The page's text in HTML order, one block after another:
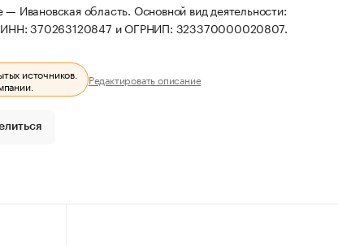
Ивановская область. Основной вид деятельности:
ИНН: 370263120847 и ОГРНИП: 323370000020807.
источников.
Редактировать описание